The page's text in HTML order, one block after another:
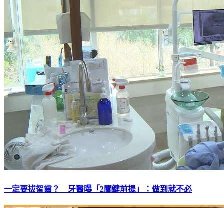
一定要拔智齒？ 牙醫曝「2關鍵前提」：做到就不必